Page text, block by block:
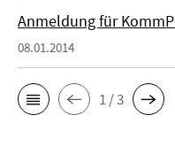
Anmeldung für
08.01.2014
1 / 3